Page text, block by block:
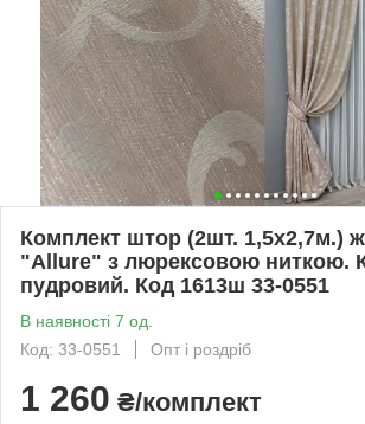
Комплект штор (2шт. 1,5х2,7м.)
"Allure" з люрексовою ниткою.
пудровий. Код 1613ш 33-0551
В наявності 7 од.
Код: 33-0551
Опт і роздріб
1 260 ₴/комплект